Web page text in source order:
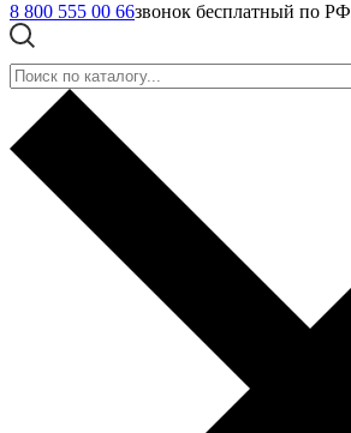
8 800 555 00 66звонок бесплатный по РФ